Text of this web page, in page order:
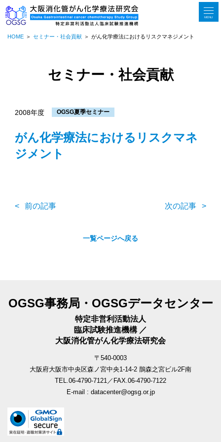
MENU
HOME セミナー・社会貢献 がん化学療法におけるリスクマネジメント
セミナー・社会貢献
2008年度 OGSG夏季セミナー
がん化学療法におけるリスクマネ
ジメント
前の記事 次の記事
一覧ページへ戻る
OGSG事務局・OGSGデータセンター
特定非営利活動法人
臨床試験推進機構 ／
大阪消化管がん化学療法研究会
〒540-0003
大阪府大阪市中央区森ノ宮中央1-14-2 鵲森之宮ビル2F南
TEL.06-4790-7121／FAX.06-4790-7122
E-mail : datacenter@ogsg.or.jp